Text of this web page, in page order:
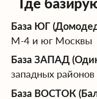
База ЮГ
М-4 и юг Москвы
База ЗАПАД
западных
База ВОСТОК